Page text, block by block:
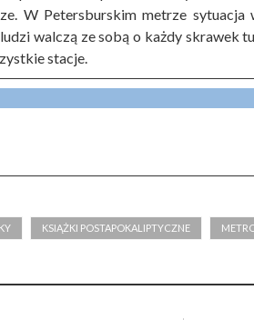
W Petersburskim metrze sytuacja
walczą ze sobą o każdy skrawek
stacje.
KSIĄŻKI POSTAPOKALIPTYCZNE